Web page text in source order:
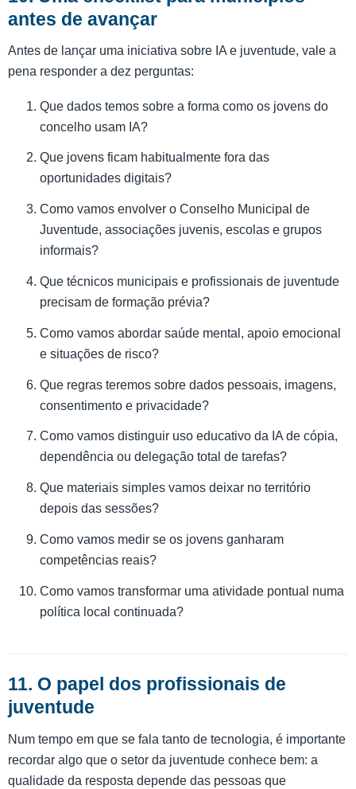
antes de avançar
Antes de lançar uma iniciativa sobre IA e juventude, vale a
pena responder a dez perguntas:
Que dados temos sobre a forma como os jovens do
concelho usam IA?
Que jovens ficam habitualmente fora das
oportunidades digitais?
Como vamos envolver o Conselho Municipal de
Juventude, associações juvenis, escolas e grupos
informais?
Que técnicos municipais e profissionais de juventude
precisam de formação prévia?
Como vamos abordar saúde mental, apoio emocional
e situações de risco?
Que regras teremos sobre dados pessoais, imagens,
consentimento e privacidade?
Como vamos distinguir uso educativo da IA de cópia,
dependência ou delegação total de tarefas?
Que materiais simples vamos deixar no território
depois das sessões?
Como vamos medir se os jovens ganharam
competências reais?
Como vamos transformar uma atividade pontual numa
política local continuada?
11. O papel dos profissionais de
juventude
Num tempo em que se fala tanto de tecnologia, é importante
recordar algo que o setor da juventude conhece bem: a
qualidade da resposta depende das pessoas que